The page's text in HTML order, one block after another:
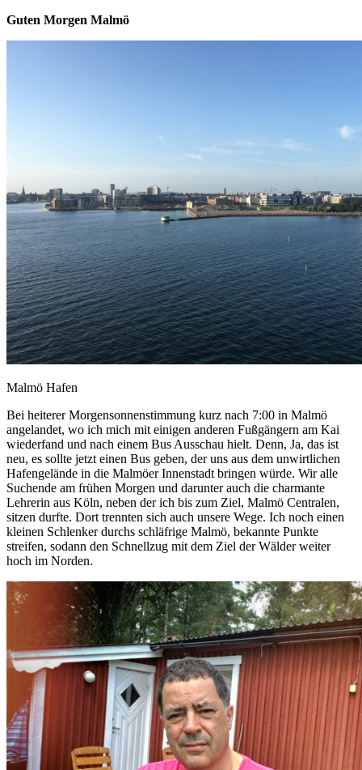
Guten Morgen Malmö
Malmö Hafen
Bei heiterer Morgensonnenstimmung kurz nach 7:00 in Malmö
angelandet, wo ich mich mit einigen anderen Fußgängern am Kai
wiederfand und nach einem Bus Ausschau hielt. Denn, Ja, das ist
neu, es sollte jetzt einen Bus geben, der uns aus dem unwirtlichen
Hafengelände in die Malmöer Innenstadt bringen würde. Wir alle
Suchende am frühen Morgen und darunter auch die charmante
Lehrerin aus Köln, neben der ich bis zum Ziel, Malmö Centralen,
sitzen durfte. Dort trennten sich auch unsere Wege. Ich noch einen
kleinen Schlenker durchs schläfrige Malmö, bekannte Punkte
streifen, sodann den Schnellzug mit dem Ziel der Wälder weiter
hoch im Norden.